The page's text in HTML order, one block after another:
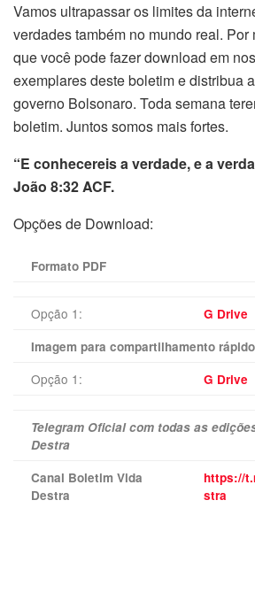
Vamos ultrapassar os limites da
verdades também no mundo real. Por
que você pode fazer download em
exemplares deste boletim e distribua
governo Bolsonaro. Toda semana
boletim. Juntos somos mais fortes.
“E conhecereis a verdade, e a
João 8:32 ACF.
Opções de Download:
Formato PDF
Opção 1:
G Drive
Imagem para compartilhamento rápido
Opção 1: G Drive
Telegram Oficial com todas as
Destra
Canal Boletim Vida
Destra
https://
stra